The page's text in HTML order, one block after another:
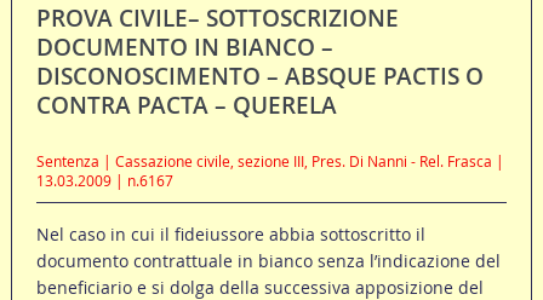
PROVA CIVILE– SOTTOSCRIZIONE
DOCUMENTO IN BIANCO –
DISCONOSCIMENTO – ABSQUE PACTIS O
CONTRA PACTA – QUERELA
Sentenza | Cassazione civile, sezione III, Pres. Di Nanni - Rel. Frasca |
13.03.2009 | n.6167
Nel caso in cui il fideiussore abbia sottoscritto il
documento contrattuale in bianco senza l’indicazione del
beneficiario e si dolga della successiva apposizione del